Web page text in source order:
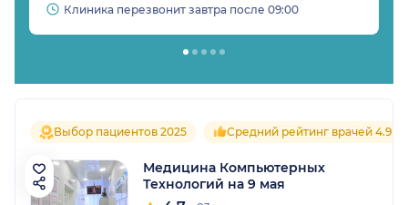
Клиника перезвонит завтра после 09:00
Выбор пациентов 2025 Средний рейтинг врачей 4.9
Медицина Компьютерных
Технологий на 9 мая